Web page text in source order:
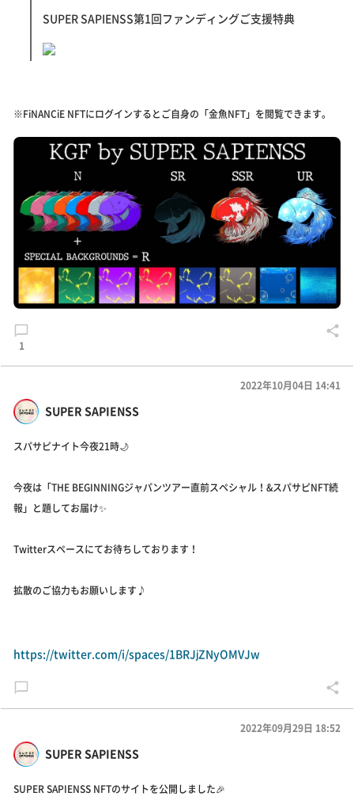
SUPER SAPIENSS第1回ファンディングご支援特典
※FiNANCiE NFTにログインするとご自身の「金魚NFT」を閲覧できます。
1
SUPER SAPIENSS
2022年10月04日 14:41
スパサピナイト今夜21時🌙
今夜は「THE BEGINNINGジャパンツアー直前スペシャル！&スパサピNFT続
報」と題してお届け✨
Twitterスペースにてお待ちしております！
拡散のご協力もお願いします♪
https://twitter.com/i/spaces/1BRJjZNyOMVJw
SUPER SAPIENSS
2022年09月29日 18:52
SUPER SAPIENSS NFTのサイトを公開しました🎉